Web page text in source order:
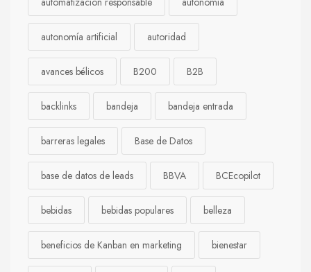
autonomía artificial autoridad
avances bélicos B200 B2B
backlinks bandeja bandeja entrada
barreras legales Base de Datos
base de datos de leads BBVA BCEcopilot
bebidas bebidas populares belleza
beneficios de Kanban en marketing bienestar